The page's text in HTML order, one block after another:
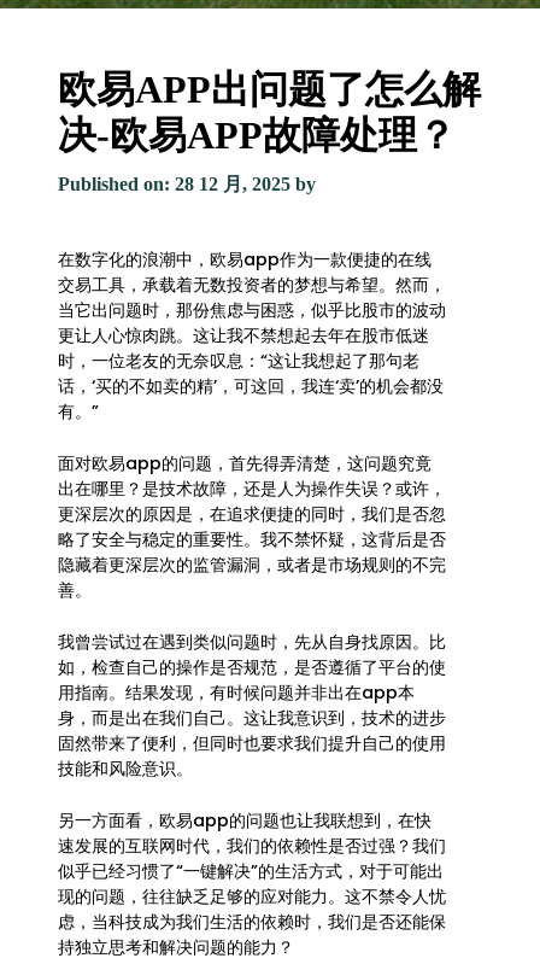
欧易APP出问题了怎么解
决-欧易APP故障处理？
Published on: 28 12 月, 2025 by
在数字化的浪潮中，欧易app作为一款便捷的在线
交易工具，承载着无数投资者的梦想与希望。然而，
当它出问题时，那份焦虑与困惑，似乎比股市的波动
更让人心惊肉跳。这让我不禁想起去年在股市低迷
时，一位老友的无奈叹息：“这让我想起了那句老
话，‘买的不如卖的精’，可这回，我连‘卖’的机会都没
有。”
面对欧易app的问题，首先得弄清楚，这问题究竟
出在哪里？是技术故障，还是人为操作失误？或许，
更深层次的原因是，在追求便捷的同时，我们是否忽
略了安全与稳定的重要性。我不禁怀疑，这背后是否
隐藏着更深层次的监管漏洞，或者是市场规则的不完
善。
我曾尝试过在遇到类似问题时，先从自身找原因。比
如，检查自己的操作是否规范，是否遵循了平台的使
用指南。结果发现，有时候问题并非出在app本
身，而是出在我们自己。这让我意识到，技术的进步
固然带来了便利，但同时也要求我们提升自己的使用
技能和风险意识。
另一方面看，欧易app的问题也让我联想到，在快
速发展的互联网时代，我们的依赖性是否过强？我们
似乎已经习惯了“一键解决”的生活方式，对于可能出
现的问题，往往缺乏足够的应对能力。这不禁令人忧
虑，当科技成为我们生活的依赖时，我们是否还能保
持独立思考和解决问题的能力？